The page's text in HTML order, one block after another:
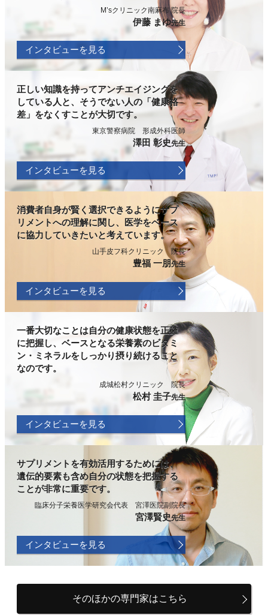
M’sクリニック南麻布 院長
伊藤 まゆ先生
インタビューを見る
正しい知識を持ってアンチエイジングを
している人と、そうでない人の「健康格
差」をなくすことが大切です。
東京警察病院 形成外科医師
澤田 彰史先生
インタビューを見る
消費者自身が賢く選択できるようにサプ
リメントへの理解に関し、医学をベース
に協力していきたいと考えています。
山手皮フ科クリニック 院長
豊福 一朋先生
インタビューを見る
一番大切なことは自分の健康状態を正確
に把握し、ベースとなる栄養素のビタミ
ン・ミネラルをしっかり摂り続けること
なのです。
成城松村クリニック 院長
松村 圭子先生
インタビューを見る
サプリメントを有効活用するためには、
遺伝的要素も含め自分の状態を把握する
ことが非常に重要です。
臨床分子栄養医学研究会代表 宮澤医院副院長
宮澤賢史先生
インタビューを見る
そのほかの専門家はこちら